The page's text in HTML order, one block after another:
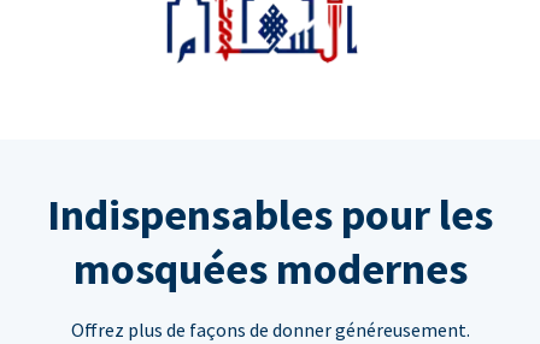
Indispensables pour les
mosquées modernes
Offrez plus de façons de donner généreusement.